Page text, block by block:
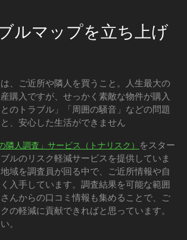
ルマップを立ち上げ
、ご近所や隣人を買うこと。人生最大の
購入ですが、せっかく素敵な物件が購入
のトラブル」「周囲の騒音」などの問題
、安心した生活ができません
隣人調査」サービス（トナリスク） をスター
ルのリスク軽減サービスを提供していま
域を調査員が回る中で、ご近所情報や自
入手しています。調査結果を可能な範囲
んからの口コミ情報も集めることで、ご
の軽減に貢献できればと思っています。
。